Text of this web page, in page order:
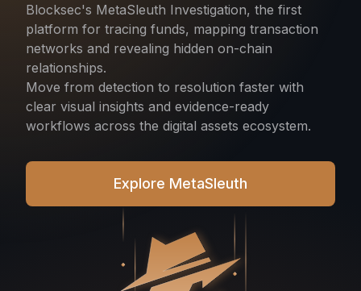
Blocksec's MetaSleuth Investigation, the first
platform for tracing funds, mapping transaction
networks and revealing hidden on-chain
relationships.
Move from detection to resolution faster with
clear visual insights and evidence-ready
workflows across the digital assets ecosystem.
Explore MetaSleuth